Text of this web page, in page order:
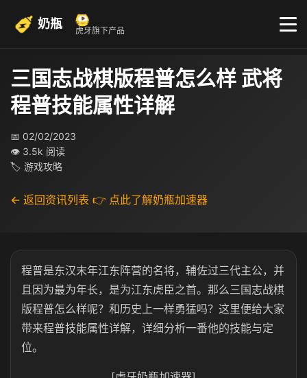
奶瓶 虎牙旗下产品
三国志战棋版程普怎么样 武将
程普技能属性详解
📅 02/02/2023
👁 3.5k 阅读
🏷 游戏攻略
← 返回资讯列表 👉 点此了解奶瓶加速器
程普是东汉末年江东阵营的名将，辅佐过三代主公，并
且因为最为年长，是为江东虎臣之首。那么三国志战棋
版程普怎么样呢？和历史上一样勇猛吗？这里便给大家
带来程普技能属性详解，详细分析一番他的技能与定
位。